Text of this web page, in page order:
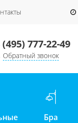
(495) 777-22-49
Обратный звонок
Бра